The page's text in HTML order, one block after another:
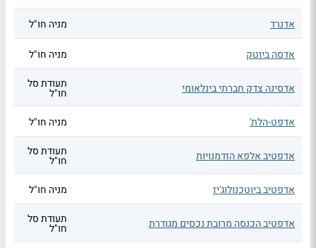
אדנרד מניה חו"ל
אדסה ביוטק מניה חו"ל
אדסינה צדק חברתי בינלאומי תעודת סל
חו"ל
אדפט-הלת'
מניה חו"ל
אדפטיב אלפא הזדמנויות תעודת סל
חו"ל
אדפטיב ביוטכנולוג'יז
מניה חו"ל
אדפטיב הכנסה מרובת נכסים מגודרת תעודת סל
חו"ל